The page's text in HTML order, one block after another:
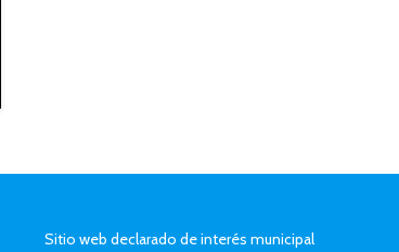
Sitio web declarado de interés municipal